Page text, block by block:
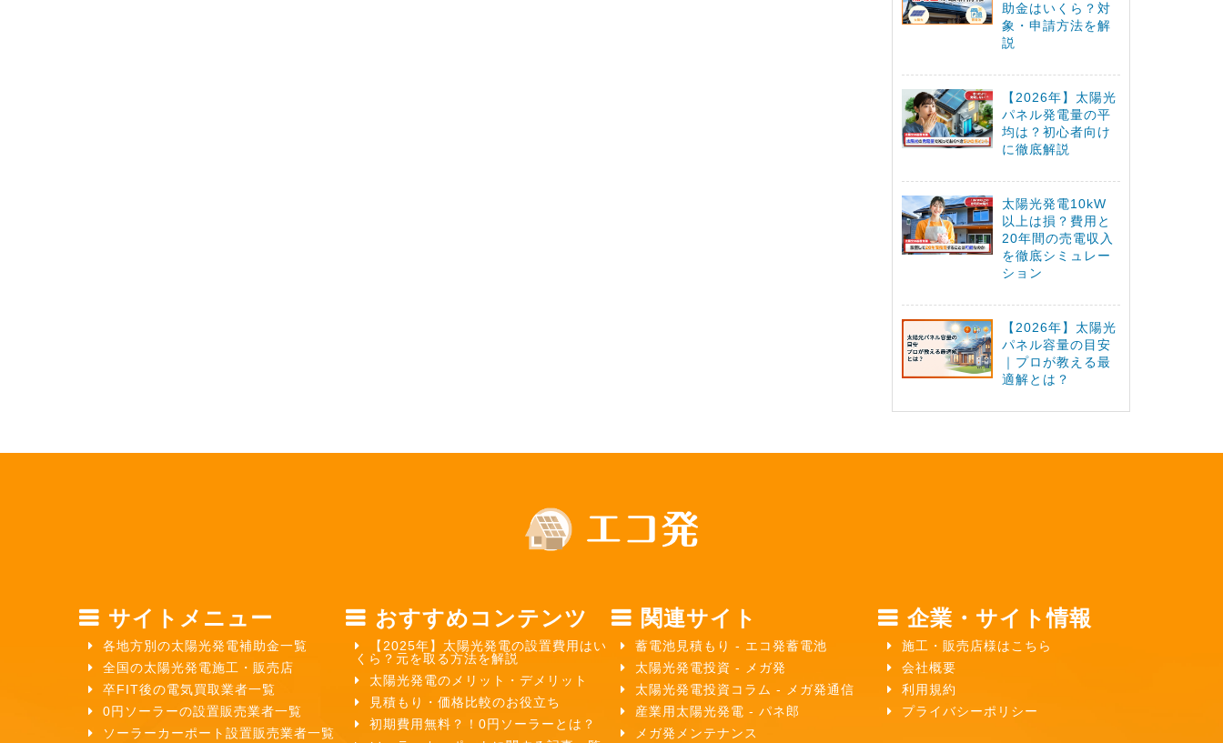
助金はいくら？対
象・申請方法を解
説
【2026年】太陽光
パネル発電量の平
均は？初心者向け
に徹底解説
太陽光発電10kW
以上は損？費用と
20年間の売電収入
を徹底シミュレー
ション
【2026年】太陽光
パネル容量の目安
｜プロが教える最
適解とは？
サイトメニュー
各地方別の太陽光発電補助金一覧
全国の太陽光発電施工・販売店
卒FIT後の電気買取業者一覧
0円ソーラーの設置販売業者一覧
ソーラーカーポート設置販売業者一覧
おすすめコンテンツ
【2025年】太陽光発電の設置費用はい
くら？元を取る方法を解説
太陽光発電のメリット・デメリット
見積もり・価格比較のお役立ち
初期費用無料？！0円ソーラーとは？
関連サイト
蓄電池見積もり - エコ発蓄電池
太陽光発電投資 - メガ発
太陽光発電投資コラム - メガ発通信
産業用太陽光発電 - パネ郎
メガ発メンテナンス
企業・サイト情報
施工・販売店様はこちら
会社概要
利用規約
プライバシーポリシー